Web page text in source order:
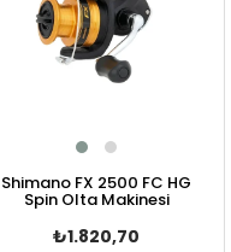
Shimano FX 2500 FC HG
Spin Olta Makinesi
₺1.820,70